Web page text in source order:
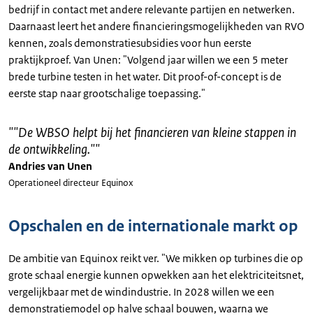
bedrijf in contact met andere relevante partijen en netwerken.
Daarnaast leert het andere financieringsmogelijkheden van RVO
kennen, zoals demonstratiesubsidies voor hun eerste
praktijkproef. Van Unen: "Volgend jaar willen we een 5 meter
brede turbine testen in het water. Dit proof-of-concept is de
eerste stap naar grootschalige toepassing."
""De WBSO helpt bij het financieren van kleine stappen in
de ontwikkeling.""
Andries van Unen
Operationeel directeur Equinox
Opschalen en de internationale markt op
De ambitie van Equinox reikt ver. "We mikken op turbines die op
grote schaal energie kunnen opwekken aan het elektriciteitsnet,
vergelijkbaar met de windindustrie. In 2028 willen we een
demonstratiemodel op halve schaal bouwen, waarna we